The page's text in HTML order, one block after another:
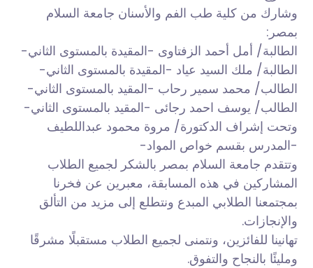
وشارك من كلية طب الفم والأسنان جامعة السلام
بمصر:
الطالبة/ أمل أحمد الزفتاوى -المقيدة بالمستوى الثاني-
الطالبة/ ملك السيد عياد -المقيدة بالمستوى الثاني-
الطالب/ محمد سمير رحاب -المقيد بالمستوى الثاني-
الطالب/ يوسف احمد رجائى -المقيد بالمستوى الثاني-
وتحت إشراف الدكتورة/ مروة محمود عبداللطيف
-المدرس بقسم خواص المواد-
وتتقدم جامعة السلام بمصر بالشكر لجميع الطلاب
المشاركين في هذه المسابقة، معبرين عن فخرنا
بمجتمعنا الطلابي المبدع ونتطلع إلى مزيد من التألق
والإنجازات.
تهانينا للفائزين، ونتمنى لجميع الطلاب مستقبلًا مشرقًا
ومليئًا بالنجاح والتفوق.